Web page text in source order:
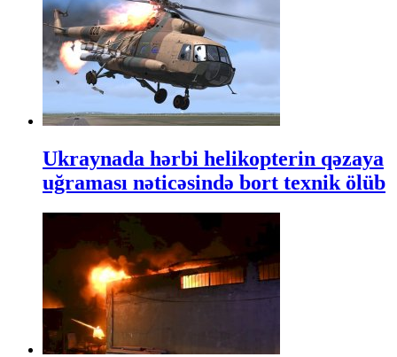
Ukraynada hərbi helikopterin qəzaya
uğraması nəticəsində bort texnik ölüb